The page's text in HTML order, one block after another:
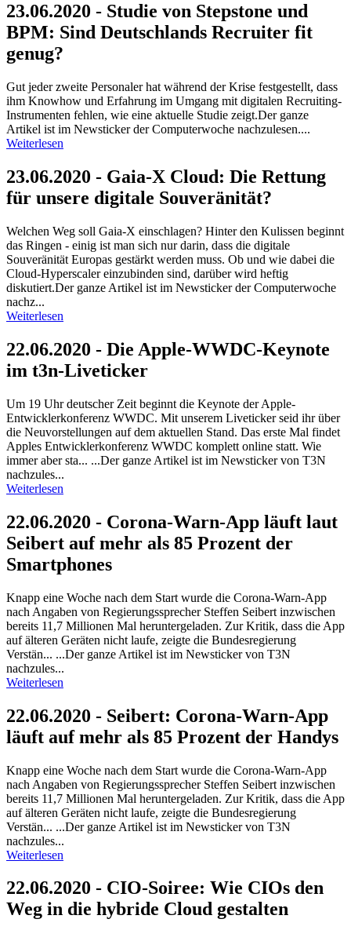
23.06.2020 - Studie von Stepstone und
BPM: Sind Deutschlands Recruiter fit
genug?
Gut jeder zweite Personaler hat während der Krise festgestellt, dass
ihm Knowhow und Erfahrung im Umgang mit digitalen Recruiting-
Instrumenten fehlen, wie eine aktuelle Studie zeigt.Der ganze
Artikel ist im Newsticker der Computerwoche nachzulesen....
Weiterlesen
23.06.2020 - Gaia-X Cloud: Die Rettung
für unsere digitale Souveränität?
Welchen Weg soll Gaia-X einschlagen? Hinter den Kulissen beginnt
das Ringen - einig ist man sich nur darin, dass die digitale
Souveränität Europas gestärkt werden muss. Ob und wie dabei die
Cloud-Hyperscaler einzubinden sind, darüber wird heftig
diskutiert.Der ganze Artikel ist im Newsticker der Computerwoche
nachz...
Weiterlesen
22.06.2020 - Die Apple-WWDC-Keynote
im t3n-Liveticker
Um 19 Uhr deutscher Zeit beginnt die Keynote der Apple-
Entwicklerkonferenz WWDC. Mit unserem Liveticker seid ihr über
die Neuvorstellungen auf dem aktuellen Stand. Das erste Mal findet
Apples Entwicklerkonferenz WWDC komplett online statt. Wie
immer aber sta... ...Der ganze Artikel ist im Newsticker von T3N
nachzules...
Weiterlesen
22.06.2020 - Corona-Warn-App läuft laut
Seibert auf mehr als 85 Prozent der
Smartphones
Knapp eine Woche nach dem Start wurde die Corona-Warn-App
nach Angaben von Regierungssprecher Steffen Seibert inzwischen
bereits 11,7 Millionen Mal heruntergeladen. Zur Kritik, dass die App
auf älteren Geräten nicht laufe, zeigte die Bundesregierung
Verstän... ...Der ganze Artikel ist im Newsticker von T3N
nachzules...
Weiterlesen
22.06.2020 - Seibert: Corona-Warn-App
läuft auf mehr als 85 Prozent der Handys
Knapp eine Woche nach dem Start wurde die Corona-Warn-App
nach Angaben von Regierungssprecher Steffen Seibert inzwischen
bereits 11,7 Millionen Mal heruntergeladen. Zur Kritik, dass die App
auf älteren Geräten nicht laufe, zeigte die Bundesregierung
Verstän... ...Der ganze Artikel ist im Newsticker von T3N
nachzules...
Weiterlesen
22.06.2020 - CIO-Soiree: Wie CIOs den
Weg in die hybride Cloud gestalten